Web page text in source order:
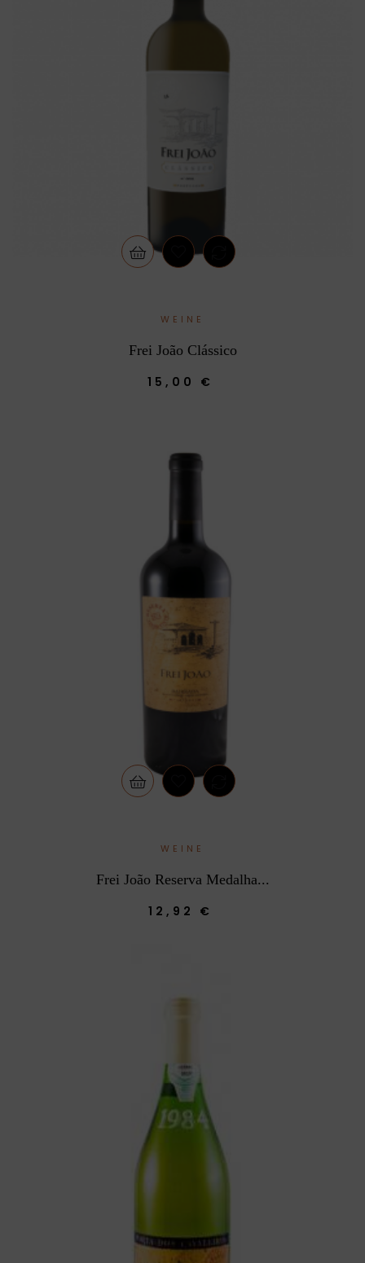
WEINE
Frei João Clássico
15,00 €
WEINE
Frei João Reserva Medalha...
12,92 €